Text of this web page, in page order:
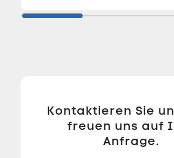
Kontaktieren Sie
freuen uns auf
Anfrage.